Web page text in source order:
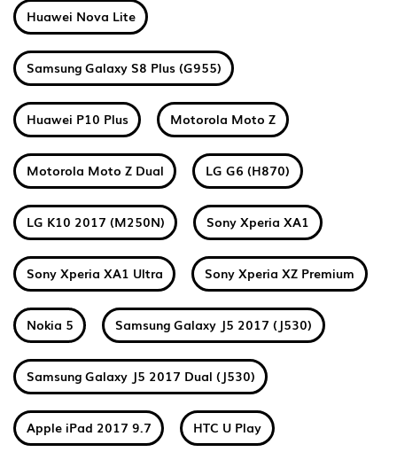
Huawei Nova Lite
Samsung Galaxy S8 Plus (G955)
Huawei P10 Plus Motorola Moto Z
Motorola Moto Z Dual LG G6 (H870)
LG K10 2017 (M250N) Sony Xperia XA1
Sony Xperia XA1 Ultra Sony Xperia XZ Premium
Nokia 5 Samsung Galaxy J5 2017 (J530)
Samsung Galaxy J5 2017 Dual (J530)
Apple iPad 2017 9.7 HTC U Play